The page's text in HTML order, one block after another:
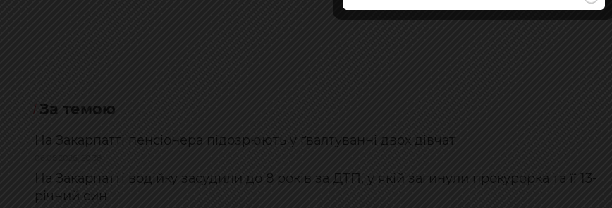
За темою
На Закарпатті пенсіонера підозрюють у ґвалтуванні двох дівчат
На Закарпатті водійку засудили до 8 років за ДТП, у якій загинули прокурорка та її 13-
річний син